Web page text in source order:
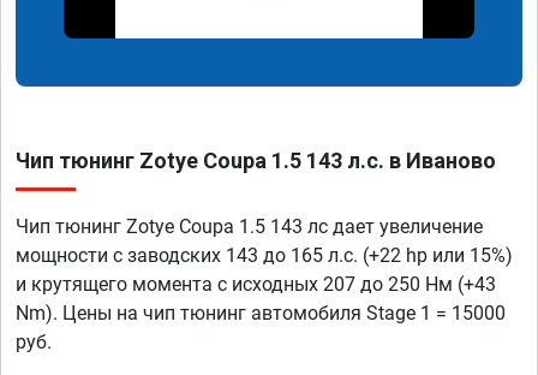
Чип тюнинг Zotye Coupa 1.5 143 л.с. в Иваново
Чип тюнинг Zotye Coupa 1.5 143 лс дает увеличение
мощности с заводских 143 до 165 л.с. (+22 hp или 15%)
и крутящего момента с исходных 207 до 250 Нм (+43
Nm). Цены на чип тюнинг автомобиля Stage 1 = 15000
руб.